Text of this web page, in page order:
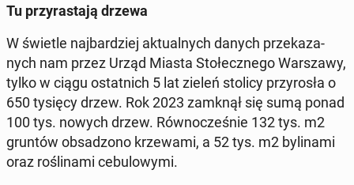
Tu przy­ra­sta­ją drzewa
W świetle naj­bar­dziej ak­tu­al­nych danych prze­ka­za­
nych nam przez Urząd Miasta Sto­łecz­ne­go War­sza­wy,
tylko w ciągu ostat­nich 5 lat zieleń stolicy przy­ro­sła o
650 tysięcy drzew. Rok 2023 zamknął się sumą ponad
100 tys. nowych drzew. Rów­no­cze­śnie 132 tys. m2
gruntów ob­sa­dzo­no krze­wa­mi, a 52 tys. m2 by­li­na­mi
oraz ro­śli­na­mi ce­bu­lo­wy­mi.